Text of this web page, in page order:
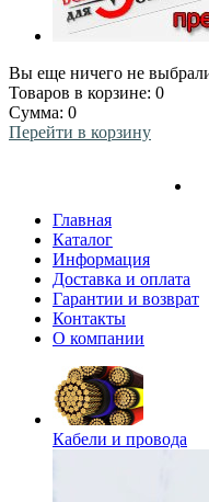
Вы еще ничего не
Товаров в корзине: 0
Сумма: 0
Перейти в корзину
Главная
Каталог
Информация
Доставка и оплата
Гарантии и возврат
Контакты
О компании
Кабели и провода